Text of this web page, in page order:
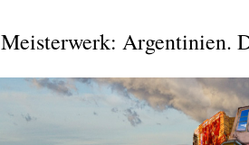
Meisterwerk: Argentinien.